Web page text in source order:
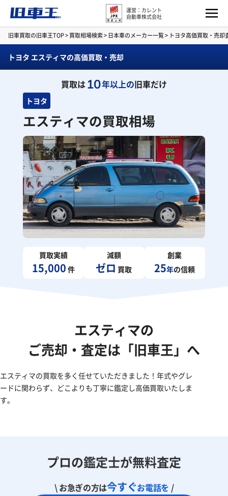
運営：カレント
自動車株式会社
旧車買取の旧車王TOP>買取相場検索> 日本車のメーカー一覧> トヨタ高価買取・売却
トヨタ エスティマの高価買取・売却
買取は10年以上の旧車だけ
トヨタ
エスティマの買取相場
買取実績
15,000 件
減額
ゼロ 買取
創業
25年の信頼
エスティマの
ご売却・査定は「旧車王」へ
エスティマの買取を多く任せていただきました！年式やグレ
ードに関わらず、どこよりも丁寧に鑑定し高価買取いたしま
す。
プロの鑑定士が無料査定
\ お急ぎの方は今すぐお電話を /